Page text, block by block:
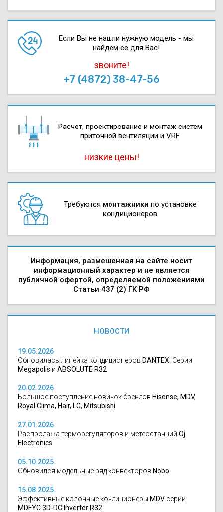
Если Вы не нашли нужную модель - мы
найдем ее для Вас!
звоните!
+7 (4872) 38-47-56
Расчет, проектирова­ние и монтаж систем
приточной вентиляции и VRF
низкие цены!
Требуются монтажники по установке
кондиционеров
Информация, размещенная на сайте носит
информационный характер и не является
публичной офертой, определяемой положениями
Статьи 437 (2) ГК РФ
НОВОСТИ
19.05.2026
Обновилась линейка кондиционеров DANTEX . Серии
Megapolis и ABSOLUTE R32
20.02.2026
Большое поступление новинок брендов Hisense, MDV,
Royal Clima, Hair, LG, Mitsubishi
27.01.2026
Распродажа терморегуляторов и метеостанций Oj
Electronics
05.10.2025
Обновился модельные ряд конвекторов Nobo
15.08.2025
Эффективные колонные кондиционеры MDV серии
MDFYC 3D-DC Inverter R32